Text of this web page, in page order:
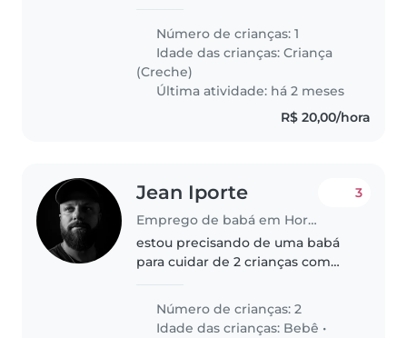
alguém que seja confortável em
ajudar com as tarefas da escola..
Número de crianças: 1
Idade das crianças:Criança
(Creche)
Última atividade: há 2 meses
R$ 20,00/hora
Jean Iporte
Emprego de babá em Hortolândia
3
estou precisando de uma babá
para cuidar de 2 crianças com
Número de crianças: 2
Idade das crianças: Bebê •